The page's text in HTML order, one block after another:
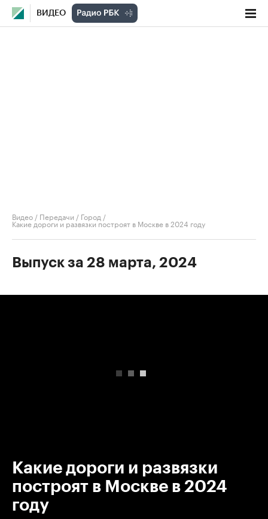
ВИДЕО
Видео / Передачи / Город /
Какие дороги и развязки построят в Москве в 2024 году
Выпуск за 28 марта, 2024
Какие дороги и развязки
построят в Москве в 2024
году